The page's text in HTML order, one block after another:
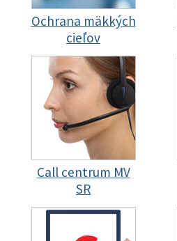
Ochrana mäkkých
cieľov
Call centrum MV
SR